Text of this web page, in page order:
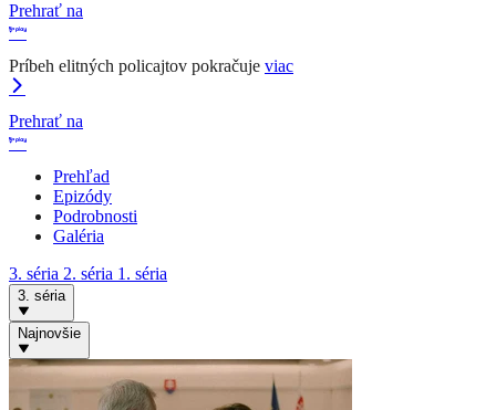
Prehrať na
Príbeh elitných policajtov pokračuje viac
Prehrať na
Prehľad
Epizódy
Podrobnosti
Galéria
3. séria 2. séria 1. séria
3. séria
Najnovšie